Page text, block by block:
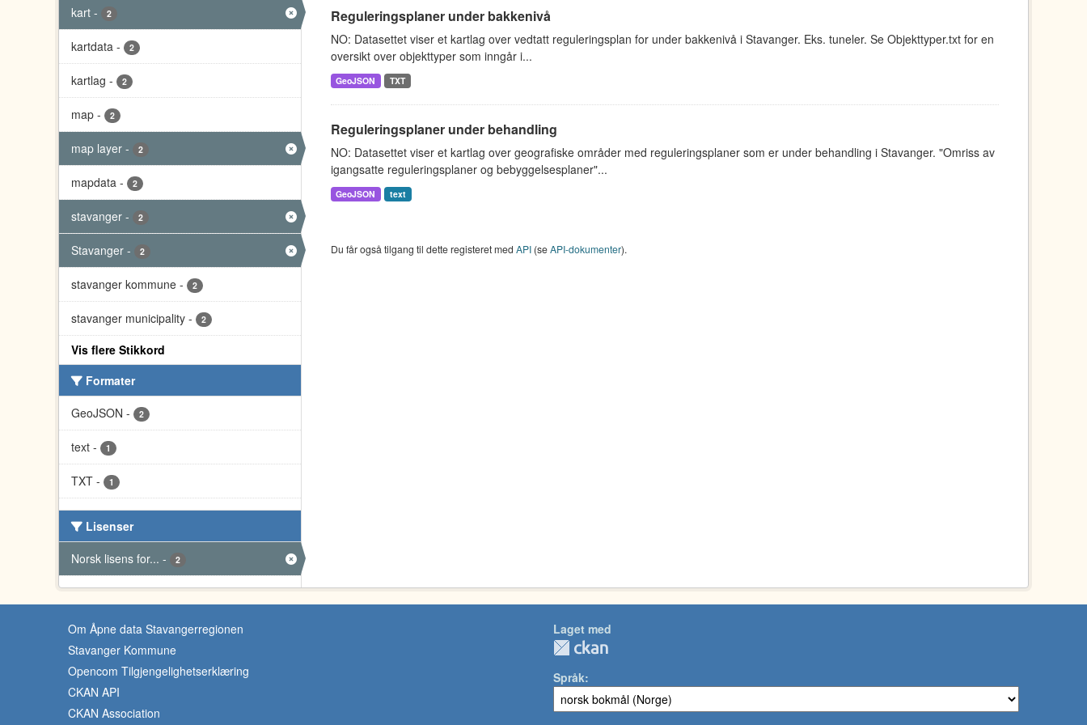
kart - 2
kartdata - 2
kartlag - 2
map - 2
map layer - 2
mapdata - 2
stavanger - 2
Stavanger - 2
stavanger kommune - 2
stavanger municipality - 2
Vis flere Stikkord
Formater
GeoJSON - 2
text - 1
TXT - 1
Lisenser
Norsk lisens for... - 2
Reguleringsplaner under bakkenivå
NO: Datasettet viser et kartlag over vedtatt reguleringsplan for under bakkenivå i Stavanger. Eks. tuneler. Se Objekttyper.txt for en
oversikt over objekttyper som inngår i...
GeoJSON TXT
Reguleringsplaner under behandling
NO: Datasettet viser et kartlag over geografiske områder med reguleringsplaner som er under behandling i Stavanger. "Omriss av
igangsatte reguleringsplaner og bebyggelsesplaner"...
GeoJSON text
Du får også tilgang til dette registeret med API(seAPI-dokumenter).
Om Åpne data Stavangerregionen
Stavanger Kommune
Opencom Tilgjengelighetserklæring
CKAN API
CKAN Association
Laget med
Språk